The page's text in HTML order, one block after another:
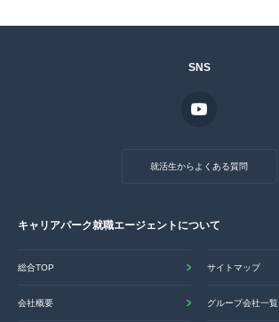
SNS
就活生からよくある質問
キャリアパーク就職エージェントについて
総合TOP サイトマップ
会社概要 グループ会社一覧